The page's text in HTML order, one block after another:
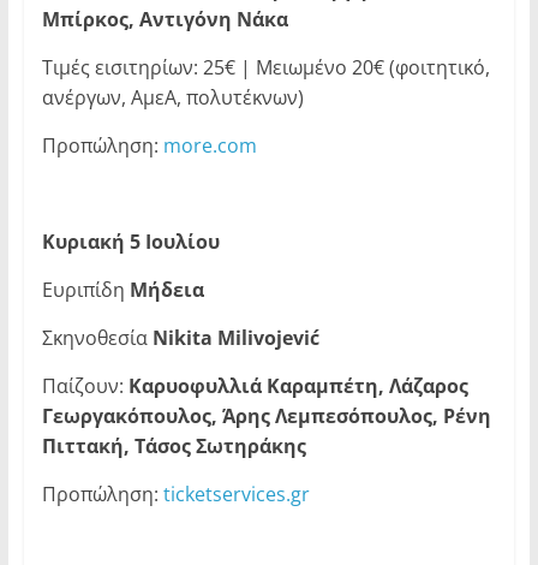
Μπίρκος, Αντιγόνη Νάκα
Τιμές εισιτηρίων: 25€ | Μειωμένο 20€ (φοιτητικό,
ανέργων, ΑμεΑ, πολυτέκνων)
Προπώληση: more.com
Κυριακή 5 Ιουλίου
Ευριπίδη Μήδεια
Σκηνοθεσία Nikita Milivojević
Παίζουν: Καρυοφυλλιά Καραμπέτη, Λάζαρος
Γεωργακόπουλος, Άρης Λεμπεσόπουλος, Ρένη
Πιττακή, Τάσος Σωτηράκης
Προπώληση: ticketservices.gr